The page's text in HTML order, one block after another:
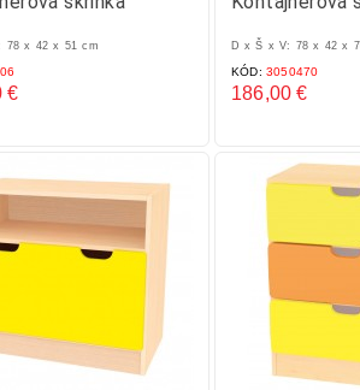
78 x 42 x 51 cm
€
D x Š x V: 78 x 42 x
KÓD: 3050470
186,00 €